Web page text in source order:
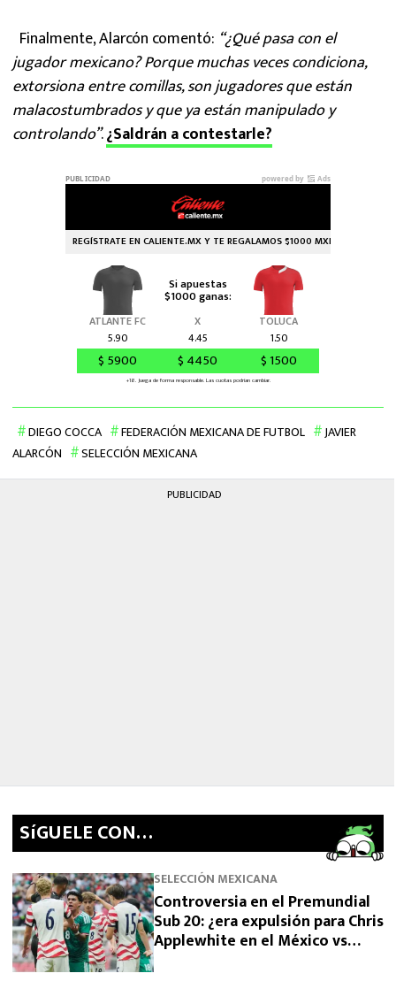
Finalmente, Alarcón comentó: “¿Qué pasa con el
jugador mexicano? Porque muchas veces condiciona,
extorsiona entre comillas, son jugadores que están
malacostumbrados y que ya están manipulado y
controlando”.¿Saldrán a contestarle?
DIEGO COCCA FEDERACIÓN MEXICANA DE FUTBOL
JAVIER
ALARCÓN
SELECCIÓN MEXICANA
PUBLICIDAD
SíGUELE CON…
SELECCIÓN MEXICANA
Controversia en el Premundial
Sub 20: ¿era expulsión para Chris
Applewhite en el México vs